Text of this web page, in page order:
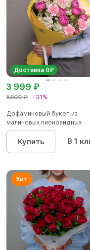
Доставка 0₽
5800 ₽ -31%
3 999 ₽
Дофаминовый букет из
малиновых пионовидных
кустовых роз...
Купить В 1